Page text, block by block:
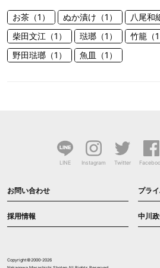
お茶（1） ぬか漬け（1） 八尾和
柴田文江（1）
琺瑯（1） 竹籠（1
野田琺瑯（1）
魚皿（1）
LINE Instagram Twitter
お問い合わせ プラ
採用情報 中川
Copyright©2000-2026